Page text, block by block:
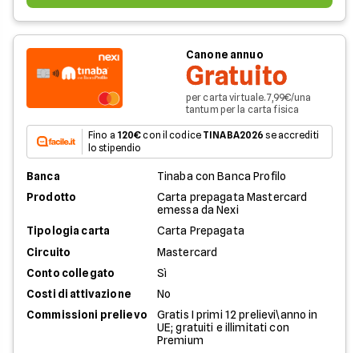
Canone annuo
Gratuito
per carta virtuale. 7,99€/una
tantum per la carta fisica
Fino a 120€con il codice TINABA2026 se accrediti
lo stipendio
Banca
Tinaba con Banca Profilo
Prodotto
Carta prepagata Mastercard
emessa da Nexi
Tipologia carta
Carta Prepagata
Circuito
Mastercard
Conto collegato
Sì
Costi di attivazione
No
Commissioni prelievo
Gratis I primi 12 prelievi\anno in
UE; gratuiti e illimitati con
Premium